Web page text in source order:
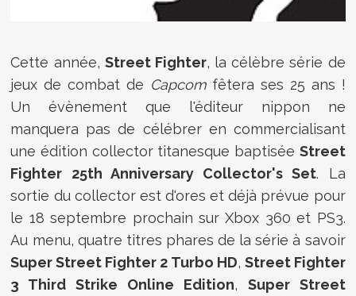
Cette année, Street Fighter, la célèbre série de
jeux de combat de Capcomfêtera ses 25 ans !
Un évènement que l'éditeur nippon ne
manquera pas de célébrer en commercialisant
une édition collector titanesque baptisée Street
Fighter 25th Anniversary Collector's Set. La
sortie du collector est d'ores et déjà prévue pour
le 18 septembre prochain sur Xbox 360 et PS3.
Au menu, quatre titres phares de la série à savoir
Super Street Fighter 2 Turbo HD, Street Fighter
3 Third Strike Online Edition, Super Street